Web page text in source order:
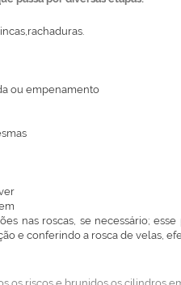
ou empenamento
nas roscas, se necessário;
e conferindo a rosca de velas,